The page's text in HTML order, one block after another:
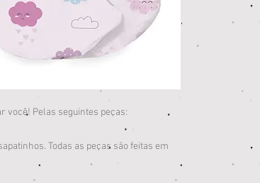
você! Pelas seguintes peças:
Todas as peças são feitas em